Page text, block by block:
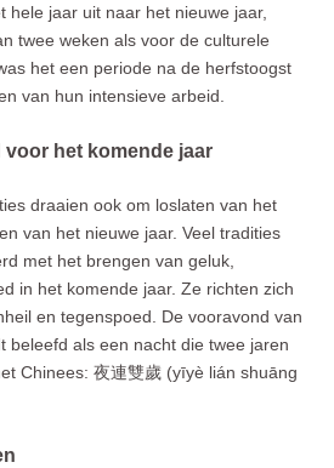
hele jaar uit naar het nieuwe jaar,
twee weken als voor de culturele
het een periode na de herfstoogst
van hun intensieve arbeid.
het komende jaar
draaien ook om loslaten van het
van het nieuwe jaar. Veel tradities
met het brengen van geluk,
in het komende jaar. Ze richten zich
en tegenspoed. De vooravond van
beleefd als een nacht die twee jaren
Chinees: 夜連雙歲 (yīyè lián shuāng